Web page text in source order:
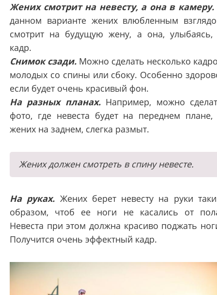
Жених смотрит на невесту, а она в камеру.
данном варианте жених влюбленным
смотрит на будущую жену, а она, улыбаясь,
кадр.
Снимок сзади. Можно сделать несколько
молодых со спины или сбоку. Особенно
если будет очень красивый фон.
На разных планах. Например, можно
фото, где невеста будет на переднем плане,
жених на заднем, слегка размыт.
Жених должен смотреть в спину невесте.
На руках. Жених берет невесту на руки
образом, чтоб ее ноги не касались от
Невеста при этом должна красиво поджать
Получится очень эффектный кадр.